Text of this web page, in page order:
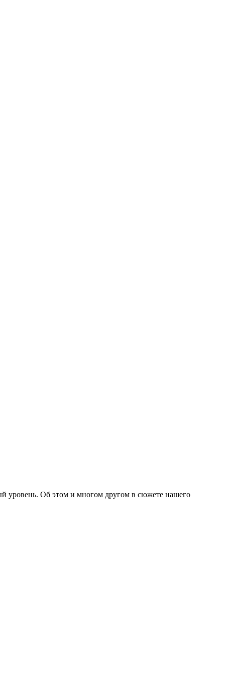
уровень. Об этом и многом другом в сюжете нашего